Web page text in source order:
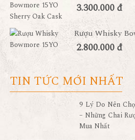
3.300.000 đ
Rượu Whisky
2.800.000 đ
TIN TỨC MỚI NHẤT
9 Lý Do Nên
– Những Chai
Mua Nhất